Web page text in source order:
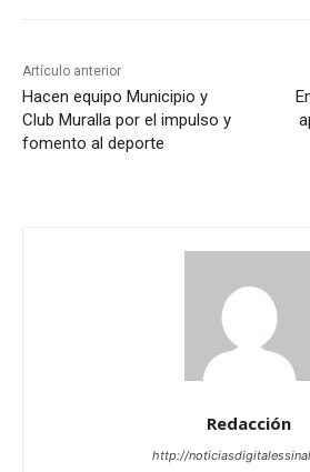
Artículo anterior
Hacen equipo Municipio y
Club Muralla por el impulso y
fomento al deporte
Redacción
http://